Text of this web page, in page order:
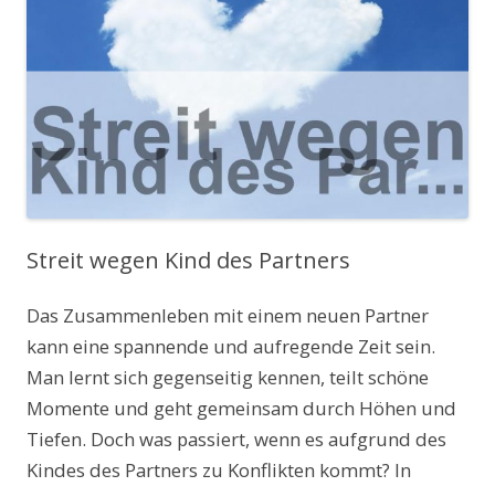
Streit wegen Kind des Partners
Das Zusammenleben mit einem neuen Partner
kann eine spannende und aufregende Zeit sein.
Man lernt sich gegenseitig kennen, teilt schöne
Momente und geht gemeinsam durch Höhen und
Tiefen. Doch was passiert, wenn es aufgrund des
Kindes des Partners zu Konflikten kommt? In